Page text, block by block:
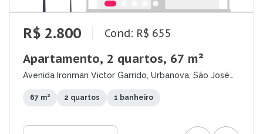
R$ 2.800 Cond: R$ 655
Apartamento, 2 quartos, 67 m²
Avenida Ironman Victor Garrido, Urbanova, São José
67 m² 2 quartos 1 banheiro